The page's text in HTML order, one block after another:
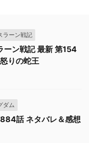
ラーン戦記
ーン戦記 最新 第154
りの蛇王
ダム
話 ネタバレ＆感想